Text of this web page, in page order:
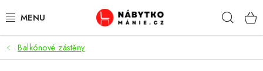
na
OBÝVACÍ POKOJ
Balkónové zástěny